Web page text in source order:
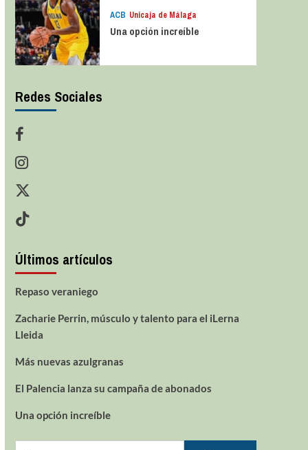
ACB Unicaja de Málaga
Una opción increíble
Redes Sociales
Últimos artículos
Repaso veraniego
Zacharie Perrin, músculo y talento para el iLerna
Lleida
Más nuevas azulgranas
El Palencia lanza su campaña de abonados
Una opción increíble